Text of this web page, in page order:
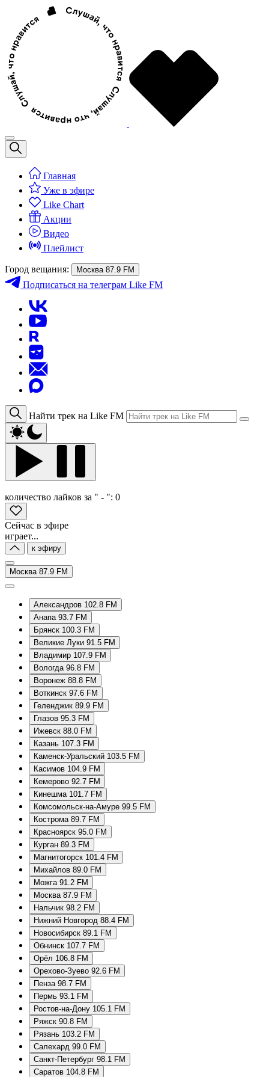
Главная
Уже в эфире
Like Chart
Акции
Видео
Плейлист
Город вещания: Москва 87.9 FM
Подписаться на телеграм Like FM
Найти трек на Like FM
количество лайков за " - ": 0
Сейчас в эфире
играет...
к эфиру
Москва 87.9 FM
Александров 102.8 FM
Анапа 93.7 FM
Брянск 100.3 FM
Великие Луки 91.5 FM
Владимир 107.9 FM
Вологда 96.8 FM
Воронеж 88.8 FM
Воткинск 97.6 FM
Геленджик 89.9 FM
Глазов 95.3 FM
Ижевск 88.0 FM
Казань 107.3 FM
Каменск-Уральский 103.5 FM
Касимов 104.9 FM
Кемерово 92.7 FM
Кинешма 101.7 FM
Комсомольск-на-Амуре 99.5 FM
Кострома 89.7 FM
Красноярск 95.0 FM
Курган 89.3 FM
Магнитогорск 101.4 FM
Михайлов 89.0 FM
Можга 91.2 FM
Москва 87.9 FM
Нальчик 98.2 FM
Нижний Новгород 88.4 FM
Новосибирск 89.1 FM
Обнинск 107.7 FM
Орёл 106.8 FM
Орехово-Зуево 92.6 FM
Пенза 98.7 FM
Пермь 93.1 FM
Ростов-на-Дону 105.1 FM
Ряжск 90.8 FM
Рязань 103.2 FM
Салехард 99.0 FM
Санкт-Петербург 98.1 FM
Саратов 104.8 FM